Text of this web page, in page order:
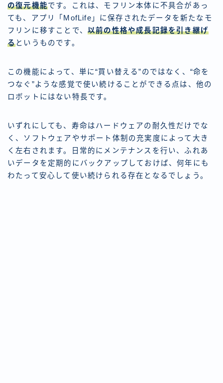
の復元機能です。これは、モフリン本体に不具合があっ
ても、アプリ「MofLife」に保存されたデータを新たなモ
フリンに移すことで、 以前の性格や成長記録を引き継げ
るというものです。
この機能によって、単に“買い替える”のではなく、“命を
つなぐ”ような感覚で使い続けることができる点は、他の
ロボットにはない特長です。
いずれにしても、寿命はハードウェアの耐久性だけでな
く、ソフトウェアやサポート体制の充実度によって大き
く左右されます。日常的にメンテナンスを行い、ふれあ
いデータを定期的にバックアップしておけば、何年にも
わたって安心して使い続けられる存在となるでしょう。